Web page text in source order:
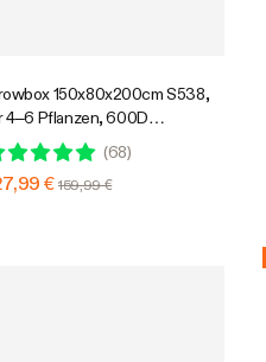
150x80x200cm S538,
4–6 Pflanzen, 600D
Oxford-Gewebe, für
Indoor-Pflanzenanbau
(68)
€ 159,99 €